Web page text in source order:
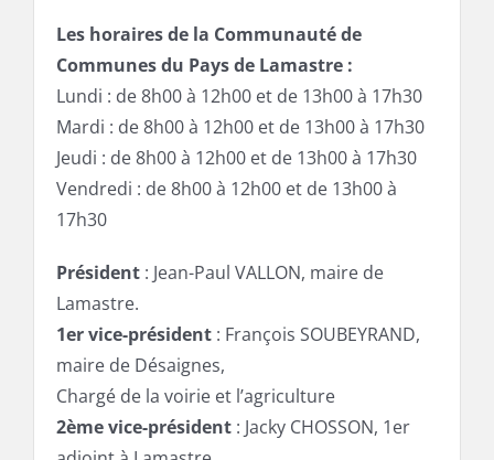
Les horaires de la Communauté de
Communes du Pays de Lamastre :
Lundi : de 8h00 à 12h00 et de 13h00 à 17h30
Mardi : de 8h00 à 12h00 et de 13h00 à 17h30
Jeudi : de 8h00 à 12h00 et de 13h00 à 17h30
Vendredi : de 8h00 à 12h00 et de 13h00 à
17h30
Président : Jean-Paul VALLON, maire de
Lamastre.
1er vice-président : François SOUBEYRAND,
maire de Désaignes,
Chargé de la voirie et l’agriculture
2ème vice-président : Jacky CHOSSON, 1er